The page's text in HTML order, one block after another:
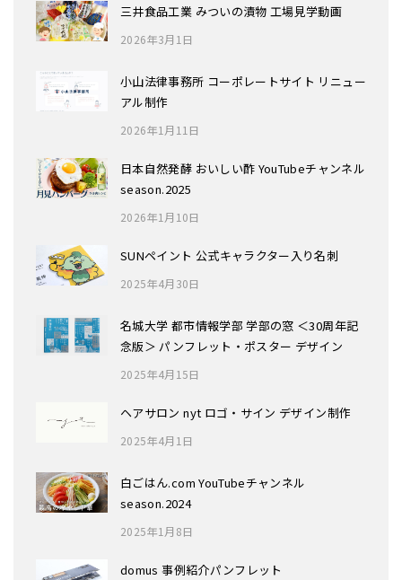
三井食品工業 みついの漬物 工場見学動画
2026年3月1日
小山法律事務所 コーポレートサイト リニュー
アル制作
2026年1月11日
日本自然発酵 おいしい酢 YouTubeチャンネル
season.2025
2026年1月10日
SUNペイント 公式キャラクター入り名刺
2025年4月30日
名城大学 都市情報学部 学部の窓 ＜30周年記
念版＞ パンフレット・ポスター デザイン
2025年4月15日
ヘアサロン nyt ロゴ・サイン デザイン制作
2025年4月1日
白ごはん.com YouTubeチャンネル
season.2024
2025年1月8日
domus 事例紹介パンフレット